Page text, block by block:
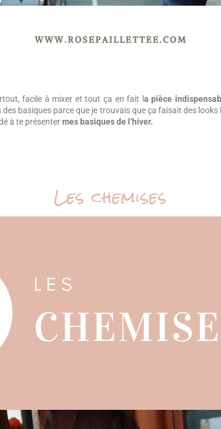
facile à mixer et tout ça en fait l a pièce
basiques parce que je trouvais que ça faisait des
à te présentermes basiques de l’hiver.
Les chemises